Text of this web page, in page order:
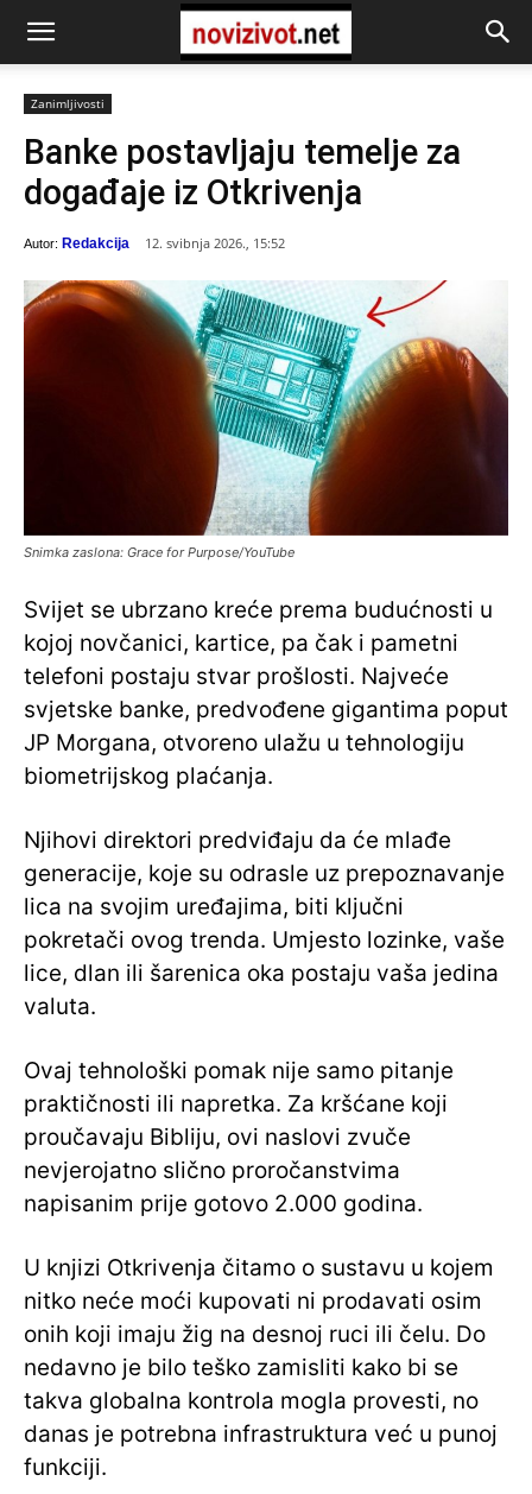
Zanimljivosti
Banke postavljaju temelje za
događaje iz Otkrivenja
Autor: Redakcija 12. svibnja 2026., 15:52
Snimka zaslona: Grace for Purpose/YouTube
Svijet se ubrzano kreće prema budućnosti u
kojoj novčanici, kartice, pa čak i pametni
telefoni postaju stvar prošlosti. Najveće
svjetske banke, predvođene gigantima poput
JP Morgana, otvoreno ulažu u tehnologiju
biometrijskog plaćanja.
Njihovi direktori predviđaju da će mlađe
generacije, koje su odrasle uz prepoznavanje
lica na svojim uređajima, biti ključni
pokretači ovog trenda. Umjesto lozinke, vaše
lice, dlan ili šarenica oka postaju vaša jedina
valuta.
Ovaj tehnološki pomak nije samo pitanje
praktičnosti ili napretka. Za kršćane koji
proučavaju Bibliju, ovi naslovi zvuče
nevjerojatno slično proročanstvima
napisanim prije gotovo 2.000 godina.
U knjizi Otkrivenja čitamo o sustavu u kojem
nitko neće moći kupovati ni prodavati osim
onih koji imaju žig na desnoj ruci ili čelu. Do
nedavno je bilo teško zamisliti kako bi se
takva globalna kontrola mogla provesti, no
danas je potrebna infrastruktura već u punoj
funkciji.